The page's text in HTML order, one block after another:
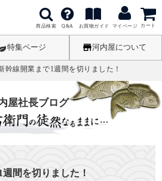
商品検索 Q&A お買物ガイド マイページ カート
特集ページ 河内屋について
幹線開業まで1週間を切りました！
屋社長ブログ
間を切りました！